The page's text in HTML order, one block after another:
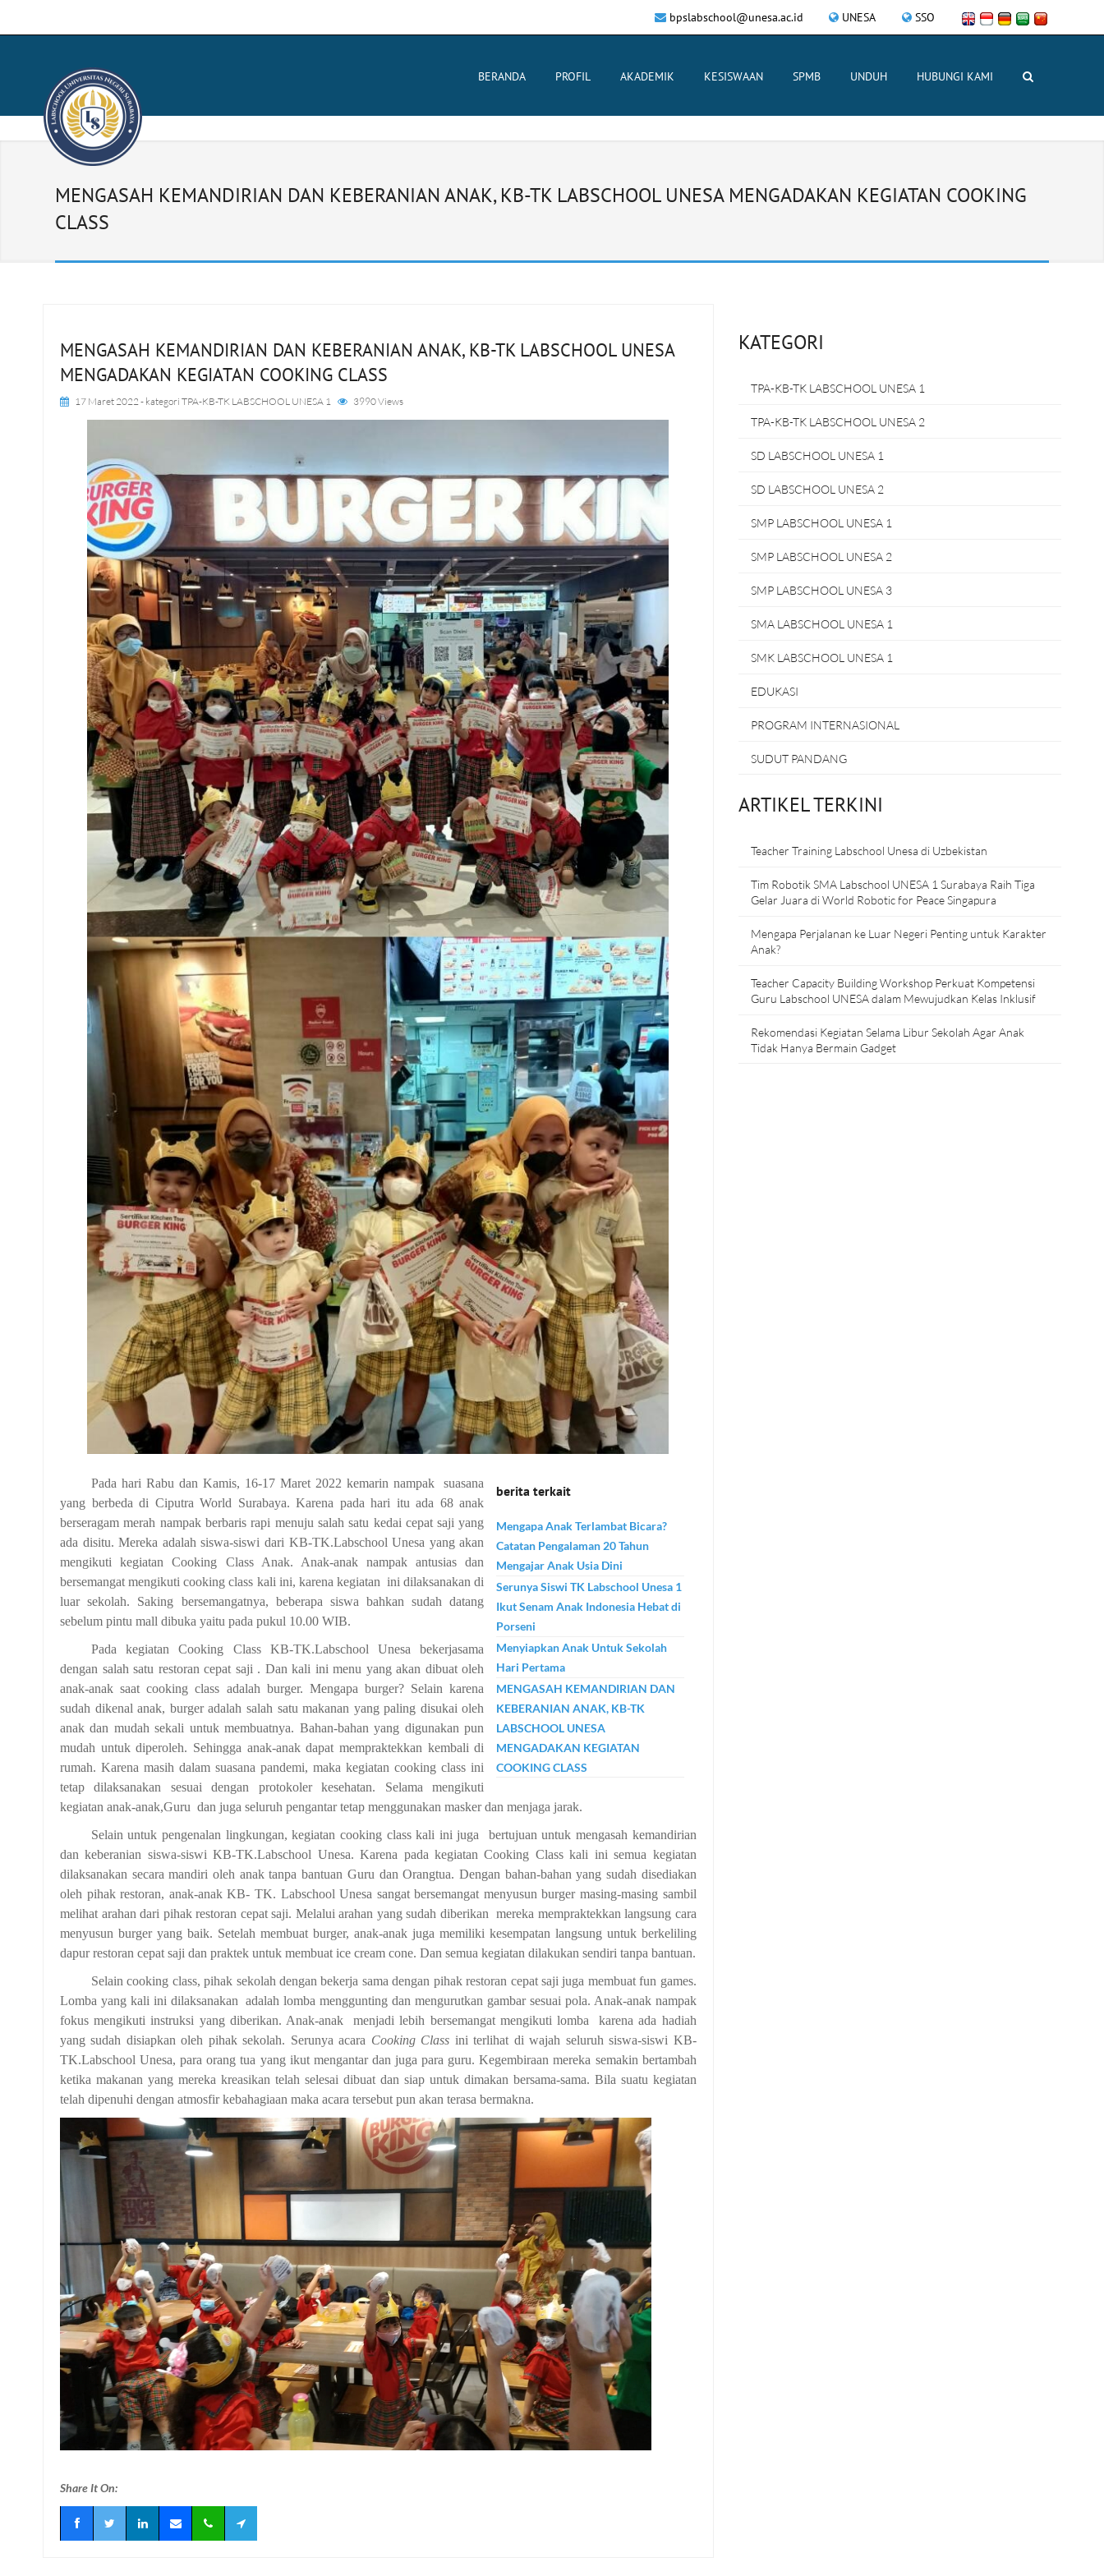
UNESA SSO
bpslabschool@unesa.ac.id
BERANDA PROFIL AKADEMIK KESISWAAN SPMB UNDUH HUBUNGI KAMI
MENGASAH KEMANDIRIAN DAN KEBERANIAN ANAK, KB-TK LABSCHOOL UNESA MENGADAKAN KEGIATAN COOKING
CLASS
MENGASAH KEMANDIRIAN DAN KEBERANIAN ANAK, KB-TK LABSCHOOL UNESA
MENGADAKAN KEGIATAN COOKING CLASS
17 Maret 2022- kategori TPA-KB-TK LABSCHOOL UNESA 1 3990 Views
berita terkait
Mengapa Anak Terlambat Bicara?
Catatan Pengalaman 20 Tahun
Mengajar Anak Usia Dini
Serunya Siswi TK Labschool Unesa 1
Ikut Senam Anak Indonesia Hebat di
Porseni
Menyiapkan Anak Untuk Sekolah
Hari Pertama
MENGASAH KEMANDIRIAN DAN
KEBERANIAN ANAK, KB-TK
LABSCHOOL UNESA
MENGADAKAN KEGIATAN
COOKING CLASS
Pada hari Rabu dan Kamis, 16-17 Maret 2022 kemarin nampak suasana
yang berbeda di Ciputra World Surabaya. Karena pada hari itu ada 68 anak
berseragam merah nampak berbaris rapi menuju salah satu kedai cepat saji yang
ada disitu. Mereka adalah siswa-siswi dari KB-TK.Labschool Unesa yang akan
mengikuti kegiatan Cooking Class Anak. Anak-anak nampak antusias dan
bersemangat mengikuti cooking class kali ini, karena kegiatan ini dilaksanakan di
luar sekolah. Saking bersemangatnya, beberapa siswa bahkan sudah datang
sebelum pintu mall dibuka yaitu pada pukul 10.00 WIB.
Pada kegiatan Cooking Class KB-TK.Labschool Unesa bekerjasama
dengan salah satu restoran cepat saji . Dan kali ini menu yang akan dibuat oleh
anak-anak saat cooking class adalah burger. Mengapa burger? Selain karena
sudah dikenal anak, burger adalah salah satu makanan yang paling disukai oleh
anak dan mudah sekali untuk membuatnya. Bahan-bahan yang digunakan pun
mudah untuk diperoleh. Sehingga anak-anak dapat mempraktekkan kembali di
rumah. Karena masih dalam suasana pandemi, maka kegiatan cooking class ini
tetap dilaksanakan sesuai dengan protokoler kesehatan. Selama mengikuti
kegiatan anak-anak,Guru dan juga seluruh pengantar tetap menggunakan masker dan menjaga jarak.
Selain untuk pengenalan lingkungan, kegiatan cooking class kali ini juga bertujuan untuk mengasah kemandirian
dan keberanian siswa-siswi KB-TK.Labschool Unesa. Karena pada kegiatan Cooking Class kali ini semua kegiatan
dilaksanakan secara mandiri oleh anak tanpa bantuan Guru dan Orangtua. Dengan bahan-bahan yang sudah disediakan
oleh pihak restoran, anak-anak KB- TK. Labschool Unesa sangat bersemangat menyusun burger masing-masing sambil
melihat arahan dari pihak restoran cepat saji. Melalui arahan yang sudah diberikan mereka mempraktekkan langsung cara
menyusun burger yang baik. Setelah membuat burger, anak-anak juga memiliki kesempatan langsung untuk berkeliling
dapur restoran cepat saji dan praktek untuk membuat ice cream cone. Dan semua kegiatan dilakukan sendiri tanpa bantuan.
Selain cooking class, pihak sekolah dengan bekerja sama dengan pihak restoran cepat saji juga membuat fun games.
Lomba yang kali ini dilaksanakan adalah lomba menggunting dan mengurutkan gambar sesuai pola. Anak-anak nampak
fokus mengikuti instruksi yang diberikan. Anak-anak menjadi lebih bersemangat mengikuti lomba karena ada hadiah
yang sudah disiapkan oleh pihak sekolah. Serunya acara Cooking Class ini terlihat di wajah seluruh siswa-siswi KB-
TK.Labschool Unesa, para orang tua yang ikut mengantar dan juga para guru. Kegembiraan mereka semakin bertambah
ketika makanan yang mereka kreasikan telah selesai dibuat dan siap untuk dimakan bersama-sama. Bila suatu kegiatan
telah dipenuhi dengan atmosfir kebahagiaan maka acara tersebut pun akan terasa bermakna.
Share It On:
KATEGORI
TPA-KB-TK LABSCHOOL UNESA 1
TPA-KB-TK LABSCHOOL UNESA 2
SD LABSCHOOL UNESA 1
SD LABSCHOOL UNESA 2
SMP LABSCHOOL UNESA 1
SMP LABSCHOOL UNESA 2
SMP LABSCHOOL UNESA 3
SMA LABSCHOOL UNESA 1
SMK LABSCHOOL UNESA 1
EDUKASI
PROGRAM INTERNASIONAL
SUDUT PANDANG
ARTIKEL TERKINI
Teacher Training Labschool Unesa di Uzbekistan
Tim Robotik SMA Labschool UNESA 1 Surabaya Raih Tiga
Gelar Juara di World Robotic for Peace Singapura
Mengapa Perjalanan ke Luar Negeri Penting untuk Karakter
Anak?
Teacher Capacity Building Workshop Perkuat Kompetensi
Guru Labschool UNESA dalam Mewujudkan Kelas Inklusif
Rekomendasi Kegiatan Selama Libur Sekolah Agar Anak
Tidak Hanya Bermain Gadget